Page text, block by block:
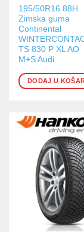
195/50R16 88H
Zimska guma
Continental
TS 830 P XL AO
M+S Audi
DODAJ U